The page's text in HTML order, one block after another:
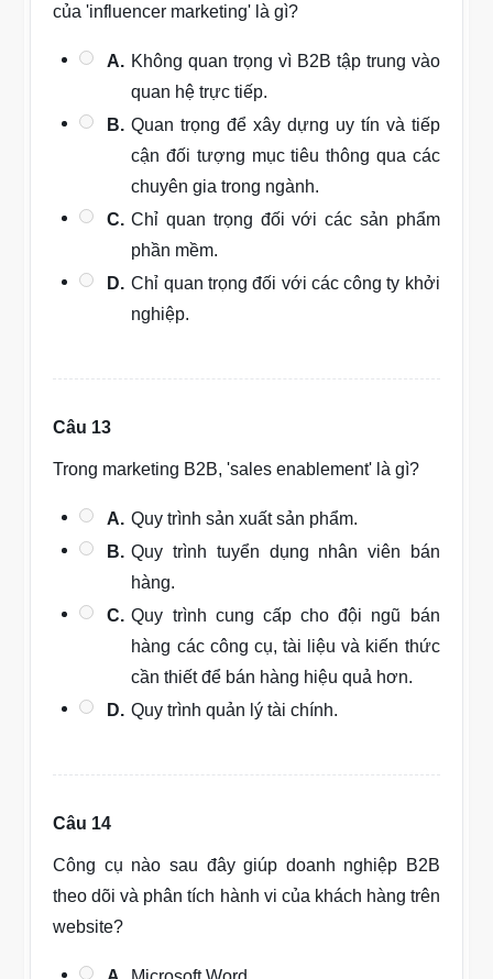
của 'influencer marketing' là gì?
A. Không quan trọng vì B2B tập trung vào
quan hệ trực tiếp.
B. Quan trọng để xây dựng uy tín và tiếp
cận đối tượng mục tiêu thông qua các
chuyên gia trong ngành.
C. Chỉ quan trọng đối với các sản phẩm
phần mềm.
D. Chỉ quan trọng đối với các công ty khởi
nghiệp.
Câu 13
Trong marketing B2B, 'sales enablement' là gì?
A. Quy trình sản xuất sản phẩm.
B. Quy trình tuyển dụng nhân viên bán
hàng.
C. Quy trình cung cấp cho đội ngũ bán
hàng các công cụ, tài liệu và kiến thức
cần thiết để bán hàng hiệu quả hơn.
D. Quy trình quản lý tài chính.
Câu 14
Công cụ nào sau đây giúp doanh nghiệp B2B
theo dõi và phân tích hành vi của khách hàng trên
website?